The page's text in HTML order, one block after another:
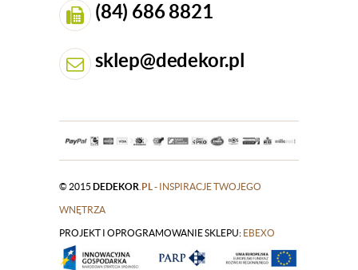
(84) 686 8821
sklep@dedekor.pl
© 2015 DEDEKOR .PL - INSPIRACJE TWOJEGO
WNĘTRZA
|
PROJEKT I OPROGRAMOWANIE SKLEPU: EBEXO